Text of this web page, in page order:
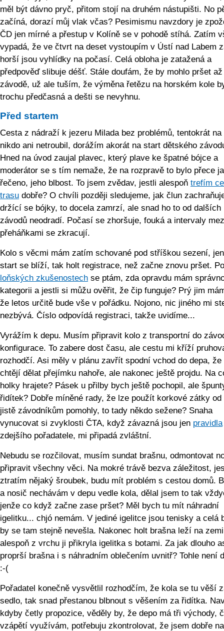
měl být dávno pryč, přitom stojí na druhém nástupišti. No
začíná, dorazí můj vlak včas? Pesimismu navzdory je
ČD jen mírné a přestup v Kolíně se v pohodě stíhá. Zatím
vypadá, že ve čtvrt na deset vystoupím v Ústí nad Labem
horší jsou vyhlídky na počasí. Celá obloha je zatažená a
předpověď slibuje déšť. Stále doufám, že by mohlo pršet až
závodě, už ale tuším, že výměna řetězu na horském kole
trochu předčasná a dešti se nevyhnu.
Před startem
Cesta z nádraží k jezeru Milada bez problémů, tentokrát na
nikdo ani netroubil, dorážím akorát na start dětského
Hned na úvod zaujal plavec, který plave ke špatné bójce a
moderátor se s tím nemaže, že na rozpravě to bylo přece
řečeno, jeho blbost. To jsem zvědav, jestli alespoň trefím
trasu dobře? O chvíli později sledujeme, jak člun
držící se bójky, to docela zamrzí, ale snad ho to od dalších
závodů neodradí. Počasí se zhoršuje, fouká a intervaly
přeháňkami se zkracují.
Kolo s věcmi mám zatím schované pod stříškou sezení,
start se blíží, tak holt registrace, než začne znovu pršet. Po
loňských zkušenostech se ptám, zda opravdu mám
kategorii a jestli si můžu ověřit, že čip funguje? Prý jim
že letos určitě bude vše v pořádku. Nojono, nic jiného mi
nezbývá. Číslo odpovídá registraci, takže uvidíme...
Vyrážím k depu. Musím připravit kolo z transportní do
konfigurace. To zabere dost času, ale cestu mi kříží
rozhodčí. Asi měly v plánu zavřít spodní vchod do depa, že
chtějí dělat přejímku nahoře, ale nakonec ještě projdu. Na
holky hrajete? Pásek u přilby bych ještě pochopil, ale
řidítek? Dobře míněné rady, že lze použít korkové zátky od
jistě závodníkům pomohly, to tady někdo sežene? Snaha
vynucovat si zvyklosti ČTA, když závazná jsou jen pravidla
zdejšího pořadatele, mi připadá zvláštní.
Nebudu se rozčilovat, musím sundat brašnu, odmontovat
připravit všechny věci. Na mokré trávě bezva záležitost,
ztratím nějaký šroubek, budu mít problém s cestou domů.
a nosič nechávám v depu vedle kola, dělal jsem to tak
jenže co když začne zase pršet? Měl bych tu mít náhradní
igelitku... chjó nemám. V jediné igelitce jsou tenisky a celá
by se tam stejně nevešla. Nakonec holt brašna leží na
alespoň z vrchu ji přikryla igelitka s botami. Za jak dlouho
proprší brašna i s náhradním oblečením uvnitř? Tohle není
:-(
Pořadatel konečně vysvětlil rozhodčím, že kola se tu věší
sedlo, tak snad přestanou blbnout s věšením za řidítka.
kdyby četly propozice, věděly by, že depo má tři východy,
vzápětí využívám, potřebuju zkontrolovat, že jsem dobře